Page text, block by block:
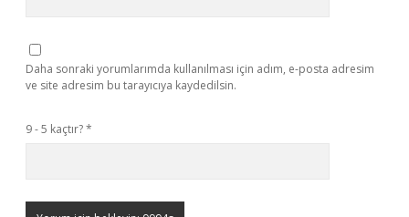
Daha sonraki yorumlarımda kullanılması için adım, e-posta adresim
ve site adresim bu tarayıcıya kaydedilsin.
9 - 5 kaçtır?*